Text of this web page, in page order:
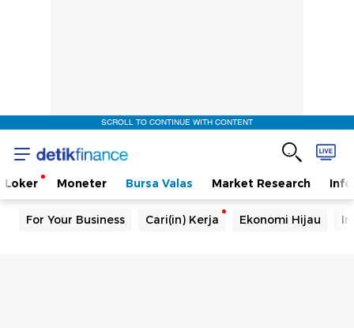
SCROLL TO CONTINUE WITH CONTENT
Loker Moneter Bursa Valas Market Research
For Your Business Cari(in) Kerja Ekonomi Hijau